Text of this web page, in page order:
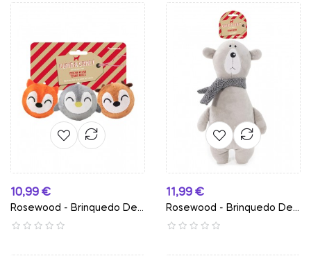
Preço
10,99 €
Rosewood - Brinquedo De...
Preço
11,99 €
Rosewood - Brinquedo De...